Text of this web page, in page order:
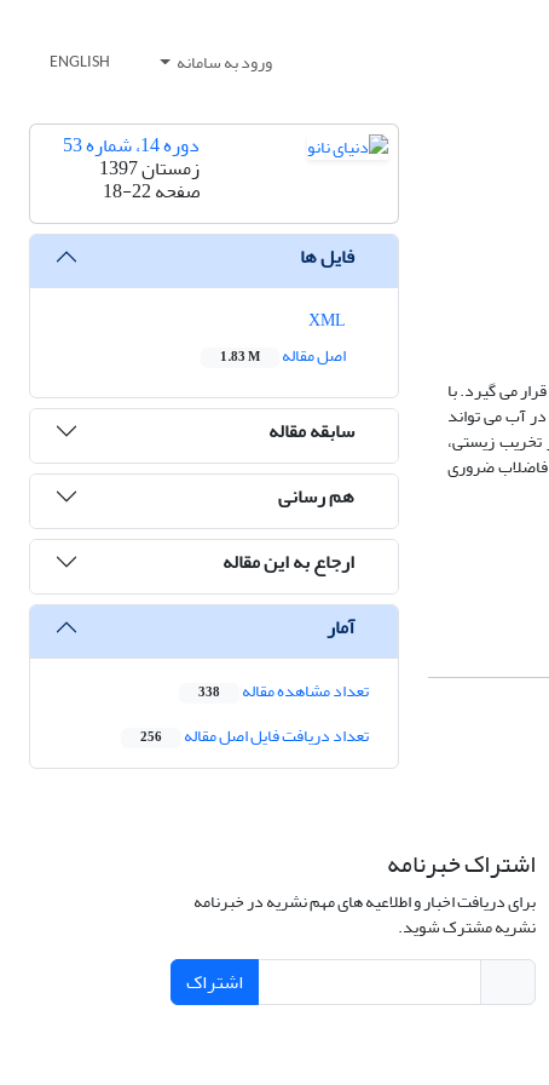
ورود به سامانه ENGLISH
می گیرد. با
آب می تواند
زیستی،
فاضلاب ضروری
دوره 14، شماره 53
زمستان 1397
صفحه18-22
فایل ها
اصل مقاله
1.83 M
سابقه مقاله
هم رسانی
ارجاع به این مقاله
آمار
تعداد مشاهده مقاله 338
تعداد دریافت فایل اصل مقاله 256
اشتراک خبرنامه
برای دریافت اخبار و اطلاعیه های مهم نشریه در خبرنامه
نشریه مشترک شوید.
اشتراک